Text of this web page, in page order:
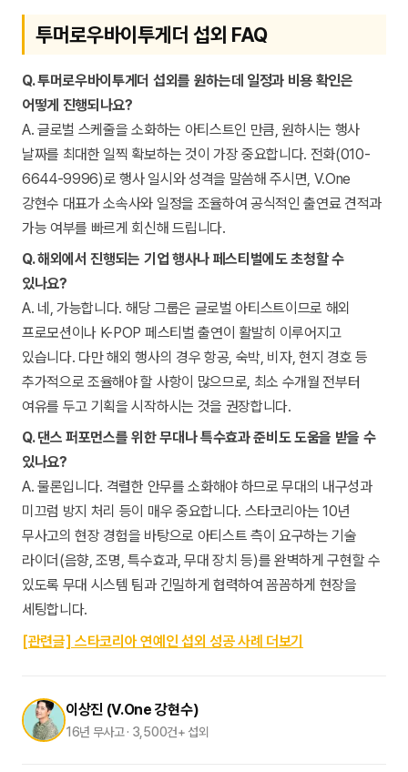
투머로우바이투게더 섭외 FAQ
Q. 투머로우바이투게더 섭외를 원하는데 일정과 비용 확인은
어떻게 진행되나요?
A. 글로벌 스케줄을 소화하는 아티스트인 만큼, 원하시는 행사
날짜를 최대한 일찍 확보하는 것이 가장 중요합니다. 전화(010-
6644-9996)로 행사 일시와 성격을 말씀해 주시면, V.One
강현수 대표가 소속사와 일정을 조율하여 공식적인 출연료 견적과
가능 여부를 빠르게 회신해 드립니다.
Q. 해외에서 진행되는 기업 행사나 페스티벌에도 초청할 수
있나요?
A. 네, 가능합니다. 해당 그룹은 글로벌 아티스트이므로 해외
프로모션이나 K-POP 페스티벌 출연이 활발히 이루어지고
있습니다. 다만 해외 행사의 경우 항공, 숙박, 비자, 현지 경호 등
추가적으로 조율해야 할 사항이 많으므로, 최소 수개월 전부터
여유를 두고 기획을 시작하시는 것을 권장합니다.
Q. 댄스 퍼포먼스를 위한 무대나 특수효과 준비도 도움을 받을 수
있나요?
A. 물론입니다. 격렬한 안무를 소화해야 하므로 무대의 내구성과
미끄럼 방지 처리 등이 매우 중요합니다. 스타코리아는 10년
무사고의 현장 경험을 바탕으로 아티스트 측이 요구하는 기술
라이더(음향, 조명, 특수효과, 무대 장치 등)를 완벽하게 구현할 수
있도록 무대 시스템 팀과 긴밀하게 협력하여 꼼꼼하게 현장을
세팅합니다.
[관련글] 스타코리아 연예인 섭외 성공 사례 더보기
이상진 (V.One 강현수)
16년 무사고 · 3,500건+ 섭외